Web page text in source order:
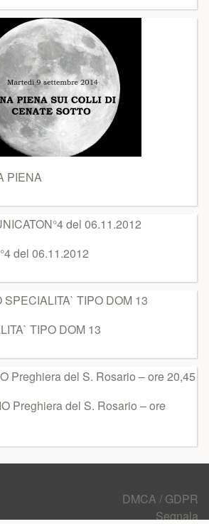
PIENA
del 06.11.2012
TIPO DOM 13
Preghiera del S. Rosario – ore
DMCA / GDPR
Segnala